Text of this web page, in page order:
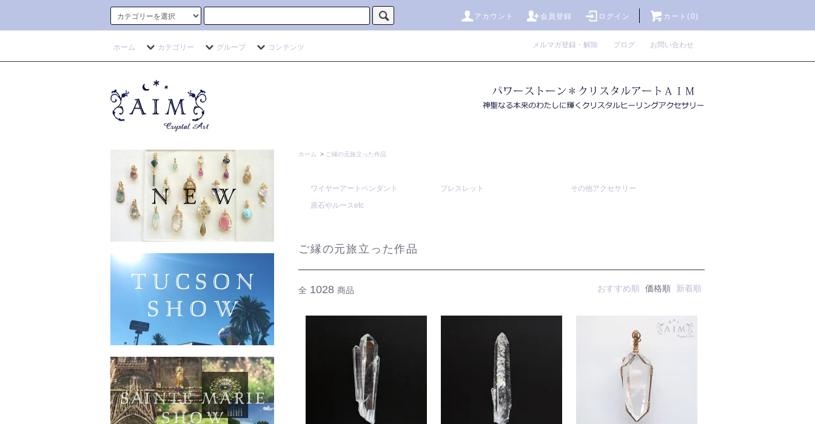
アカウント 会員登録 ログイン カート(0)
ホーム カテゴリー グループ コンテンツ メルマガ登録・解除 ブログ お問い合わせ
ホーム > ご縁の元旅立った作品
ワイヤーアートペンダント ブレスレット
その他アクセサリー
原石やルースetc
ご縁の元旅立った作品
全 1028 商品 おすすめ順 価格順 新着順